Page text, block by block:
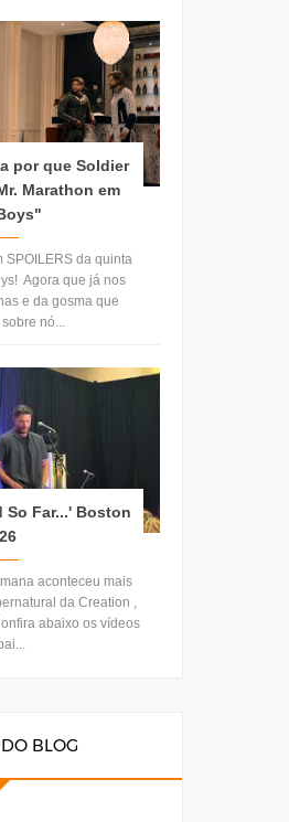
por que Soldier
Marathon em
SPOILERS da quinta
Agora que já nos
e da gosma que
nó...
So Far...' Boston
aconteceu mais
da Creation ,
abaixo os vídeos
BLOG